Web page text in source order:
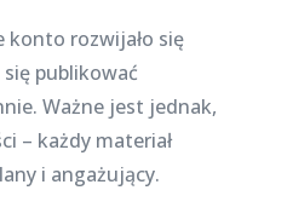
konto rozwijało się
publikować
Ważne jest jednak,
– każdy materiał
i angażujący.